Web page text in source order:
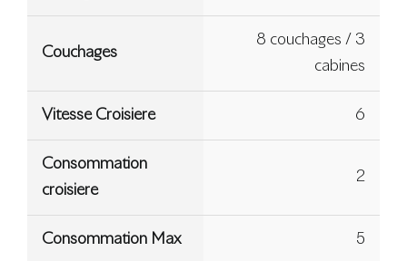
Couchages
8 couchages / 3
cabines
Vitesse Croisiere 6
Consommation
croisiere
2
Consommation Max 5